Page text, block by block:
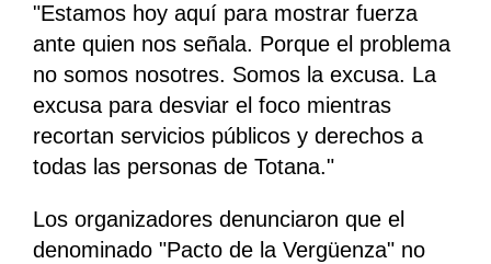
"Estamos hoy aquí para mostrar fuerza
ante quien nos señala. Porque el problema
no somos nosotres. Somos la excusa. La
excusa para desviar el foco mientras
recortan servicios públicos y derechos a
todas las personas de Totana."
Los organizadores denunciaron que el
denominado "Pacto de la Vergüenza" no